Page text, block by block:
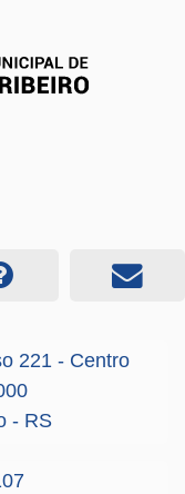
221 - Centro
- RS